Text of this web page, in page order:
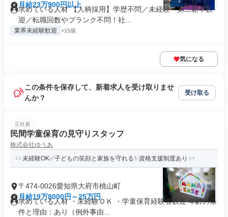
月給23万900円以上
求めている人材 【人柄採用】学歴不問／未経験・第二新卒歓
迎／転職回数やブランク不問！社...
業界未経験歓迎 +15個
気になる
この条件を保存して、新着求人を受け取りませ
んか？
受け取る
正社員
民間学童保育の見守りスタッフ
株式会社ゆうあ
未経験OK✅子どもの笑顔と家族を守れる✨資格支援制度あり
〒474-0026愛知県大府市桃山町
月給19万8000円～25万円
求めている人材 ・未経験ＯＫ ・学童保育経験者歓迎 年齢の条
件と理由：あり（例外事由...